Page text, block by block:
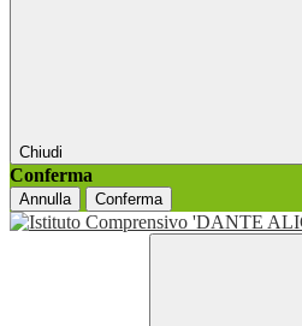
Chiudi
Conferma
Annulla Conferma